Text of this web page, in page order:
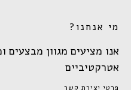
מי אנחנו?
אנו מציעים מגוון מבצעים
אטרקטיביים
פרטי יצירת קשר